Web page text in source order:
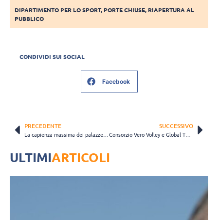
DIPARTIMENTO PER LO SPORT, PORTE CHIUSE, RIAPERTURA AL
PUBBLICO
CONDIVIDI SUI SOCIAL
Facebook
PRECEDENTE SUCCESSIVO
Consorzio Vero Volley e Global Thinking Foundation: progetti formativi per giovani atleti
ULTIMIARTICOLI